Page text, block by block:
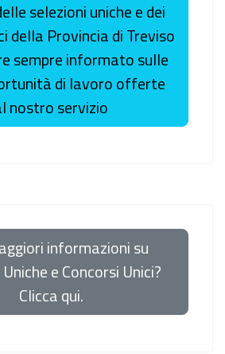
selezioni uniche e dei
della Provincia di Treviso
sempre informato sulle
di lavoro offerte
nostro servizio
informazioni su
e Concorsi Unici?
Clicca qui.